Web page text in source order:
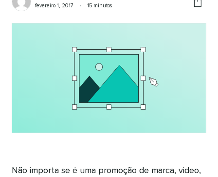
King
por
Publicado
fevereiro 1, 2017 •
Tempo
leitura
15 minutos
Não importa se é uma promoção de marca, video,